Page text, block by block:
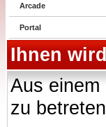
Arcade
Portal
Ihnen
Aus
zu